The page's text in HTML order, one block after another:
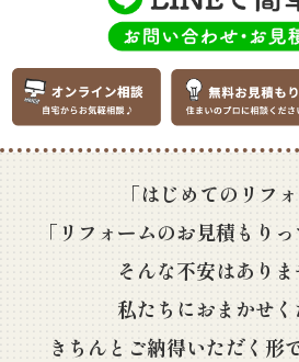
「はじめてのリフォ
「リフォームのお見積もり
そんな不安はありま
私たちにおまかせく
きちんとご納得いただく形